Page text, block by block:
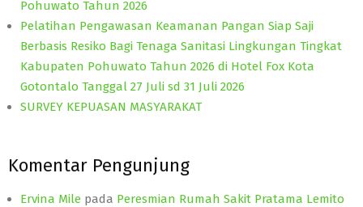
Pohuwato Tahun 2026
Pelatihan Pengawasan Keamanan Pangan Siap Saji
Berbasis Resiko Bagi Tenaga Sanitasi Lingkungan Tingkat
Kabupaten Pohuwato Tahun 2026 di Hotel Fox Kota
Gotontalo Tanggal 27 Juli sd 31 Juli 2026
SURVEY KEPUASAN MASYARAKAT
Komentar Pengunjung
Ervina Mile pada Peresmian Rumah Sakit Pratama Lemito